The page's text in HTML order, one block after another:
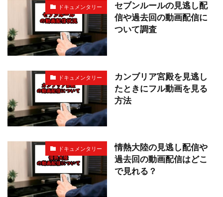
ドキュメンタリー
セブンルールの見逃し配
信や過去回の動画配信に
ついて調査
ドキュメンタリー
カンブリア宮殿を見逃し
たときにフル動画を見る
方法
ドキュメンタリー
情熱大陸の見逃し配信や
過去回の動画配信はどこ
で見れる？